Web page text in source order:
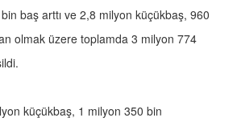
bin baş arttı ve 2,8 milyon küçükbaş, 960
olmak üzere toplamda 3 milyon 774
küçükbaş, 1 milyon 350 bin